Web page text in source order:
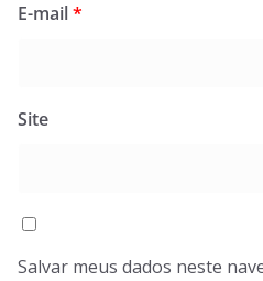
E-mail*
Site
Salvar meus dados neste